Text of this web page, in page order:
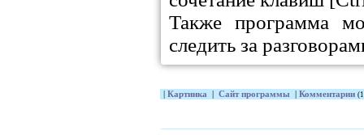
Также программа
следить за
Картинка Сайт программы Комментарии